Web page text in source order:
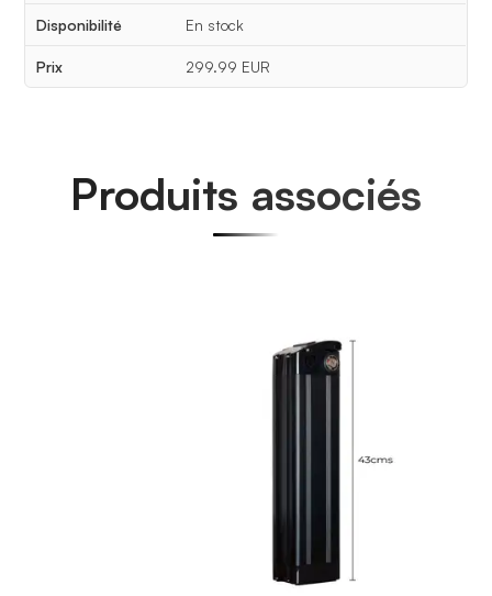
Disponibilité En stock
Prix 299.99 EUR
Produits associés